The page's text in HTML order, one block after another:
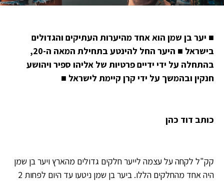
■ יער בן שמן הוא אחד מהיערות העתיקים והגדולים
בישראל ■
היער החל להינטע בתחילת המאה ה-20,
בהתחלה על ידי ידיים פרטיות של אליהו ספיר ויהושע
חנקין ובהמשך על ידי קרן קיימת לישראל ■
כותב דוד כהן
קק"ל לקחה על עצמה לייער חלקים גדולים מהארץ ויער בן שמן
היה אחד מהחלקים הללו. ביער בן שמן ניטעו עד היום לפחות 2